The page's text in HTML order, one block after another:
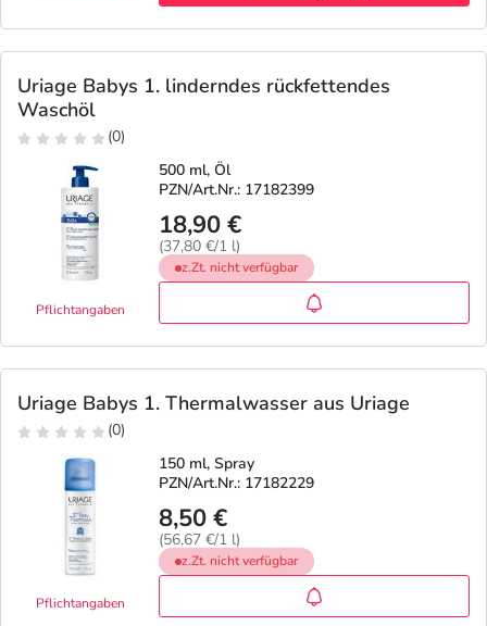
Uriage Babys 1. linderndes rückfettendes
Waschöl
(0)
Pflichtangaben
500 ml, Öl
PZN/Art.Nr.: 17182399
18,90 €
(37,80 €/1 l)
z.Zt. nicht verfügbar
Uriage Babys 1. Thermalwasser aus Uriage
(0)
Pflichtangaben
150 ml, Spray
PZN/Art.Nr.: 17182229
8,50 €
(56,67 €/1 l)
z.Zt. nicht verfügbar